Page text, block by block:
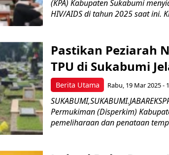
(KPA) Kabupaten Sukabumi
HIV/AIDS di tahun 2025 saat ini.
Berita Utama
Pastikan Peziarah
TPU di Sukabumi
Rabu, 19 Mar 2025 -
Permukiman (Disperkim)
pemeliharaan dan penataan